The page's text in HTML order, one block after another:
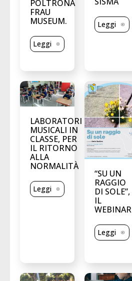
POLTRONA
FRAU
MUSEUM.
Leggi
Leggi
LABORATORI
MUSICALI IN
CLASSE, PER
IL RITORNO
ALLA
NORMALITÀ
Leggi
“SU UN
RAGGIO
DI SOLE”,
IL
WEBINAR
Leggi